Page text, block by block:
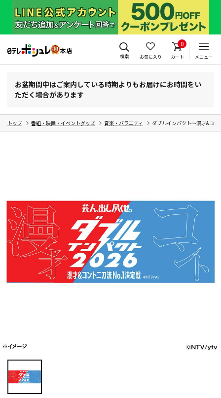
検索 お気に入り
0
カート メニュー
お盆期間中はご案内している時期よりもお届けにお時間をい
ただく場合があります
トップ 番組・映画・イベントグッズ 音楽・バラエティ ダブルインパクト～漫才&コ